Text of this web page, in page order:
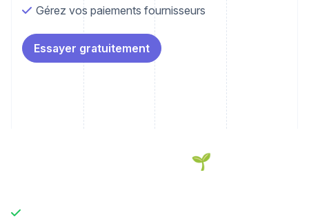
Gérez vos paiements fournisseurs
Essayer gratuitement
Signature électronique 🌱